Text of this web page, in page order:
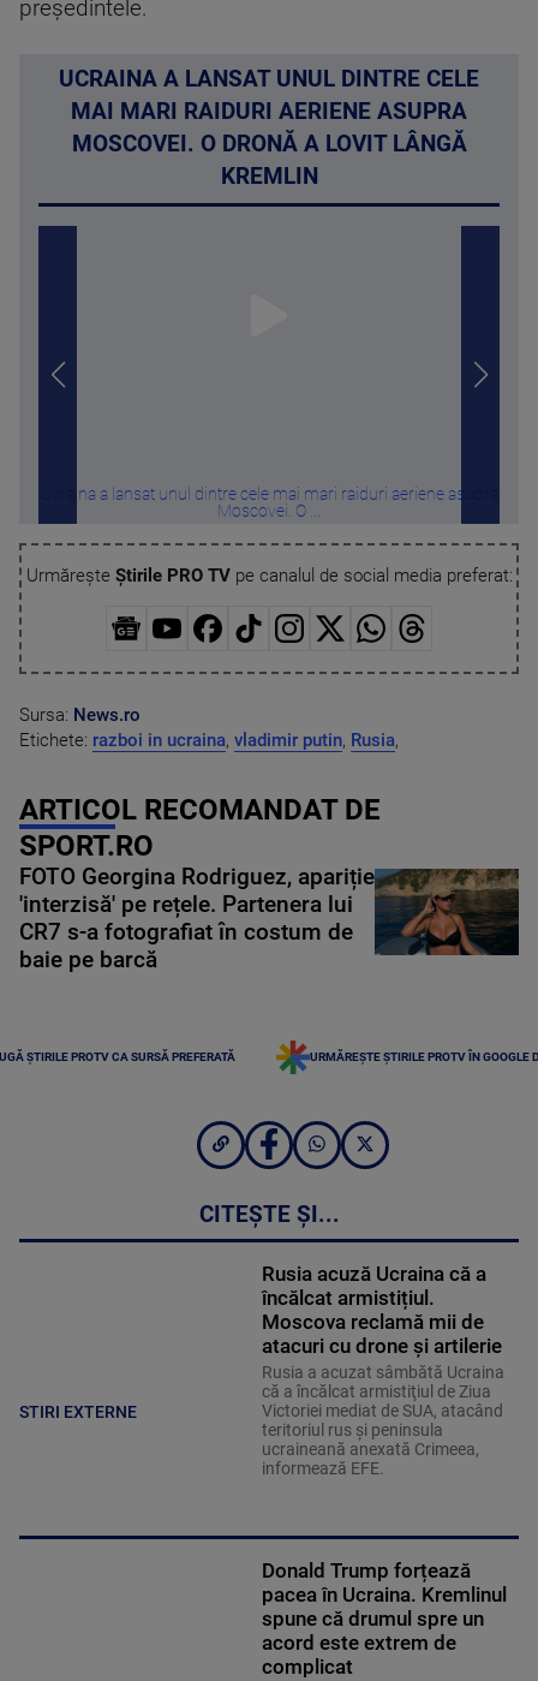
preşedintele.
UCRAINA A LANSAT UNUL DINTRE CELE
MAI MARI RAIDURI AERIENE ASUPRA
MOSCOVEI. O DRONĂ A LOVIT LÂNGĂ
KREMLIN
Ucraina a lansat unul dintre cele mai mari raiduri aeriene asupra
Moscovei. O ...
Urmărește Știrile PRO TVpe canalul de social media preferat:
Sursa: News.ro
Etichete: razboi in ucraina, vladimir putin, Rusia,
ARTICOL RECOMANDAT DE
SPORT.RO
FOTO Georgina Rodriguez, apariție
'interzisă' pe rețele. Partenera lui
CR7 s-a fotografiat în costum de
baie pe barcă
ȘTIRILE PROTV CA SURSĂ PREFERATĂ URMĂREȘTE ȘTIRILE PROTV ÎN GOOGLE
CITEȘTE ȘI...
STIRI EXTERNE
Rusia acuză Ucraina că a
încălcat armistițiul.
Moscova reclamă mii de
atacuri cu drone și artilerie
Rusia a acuzat sâmbătă Ucraina
că a încălcat armistiţiul de Ziua
Victoriei mediat de SUA, atacând
teritoriul rus şi peninsula
ucraineană anexată Crimeea,
informează EFE.
Donald Trump forțează
pacea în Ucraina. Kremlinul
spune că drumul spre un
acord este extrem de
complicat